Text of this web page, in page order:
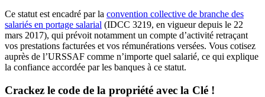
Ce statut est encadré par la convention collective de branche des
salariés en portage salarial (IDCC 3219, en vigueur depuis le 22
mars 2017), qui prévoit notamment un compte d’activité retraçant
vos prestations facturées et vos rémunérations versées. Vous cotisez
auprès de l’URSSAF comme n’importe quel salarié, ce qui explique
la confiance accordée par les banques à ce statut.
Crackez le code de la propriété avec la Clé !